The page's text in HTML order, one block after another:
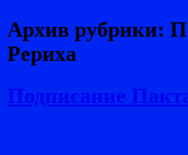
Архив рубрики:
Рериха
Подписание